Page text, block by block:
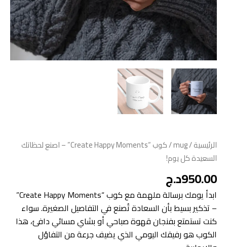
الرئيسية/
mug
/ كوب “Create Happy Moments” – اصنع لحظاتك
السعيدة كل يوم!
950.00د.ج
ابدأ يومك برسالة ملهمة مع كوب “Create Happy Moments”
– تذكير بسيط بأن السعادة تُصنع في التفاصيل الصغيرة. سواء
كنت تستمتع بفنجان قهوة صباحي أو بشاي مسائي دافئ، هذا
الكوب هو رفيقك اليومي الذي يضيف جرعة من التفاؤل